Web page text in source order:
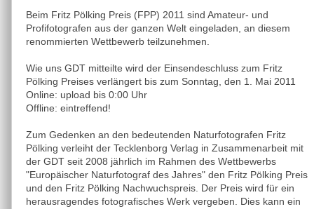
Beim Fritz Pölking Preis (FPP) 2011 sind Amateur- und
Profifotografen aus der ganzen Welt eingeladen, an diesem
renommierten Wettbewerb teilzunehmen.
Wie uns GDT mitteilte wird der Einsendeschluss zum Fritz
Pölking Preises verlängert bis zum Sonntag, den 1. Mai 2011
Online: upload bis 0:00 Uhr
Offline: eintreffend!
Zum Gedenken an den bedeutenden Naturfotografen Fritz
Pölking verleiht der Tecklenborg Verlag in Zusammenarbeit mit
der GDT seit 2008 jährlich im Rahmen des Wettbewerbs
"Europäischer Naturfotograf des Jahres" den Fritz Pölking Preis
und den Fritz Pölking Nachwuchspreis. Der Preis wird für ein
herausragendes fotografisches Werk vergeben. Dies kann ein